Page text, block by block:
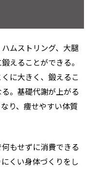
ムストリング、大腿
えることができる。
に大きく、鍛えるこ
。基礎代謝が上がる
り、痩せやすい体質
もせずに消費できる
くい身体づくりをし